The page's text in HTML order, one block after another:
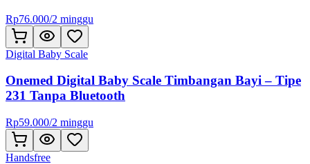
Rp76.000/2 minggu
Digital Baby Scale
Onemed Digital Baby Scale Timbangan Bayi – Tipe
231 Tanpa Bluetooth
Rp59.000/2 minggu
Handsfree